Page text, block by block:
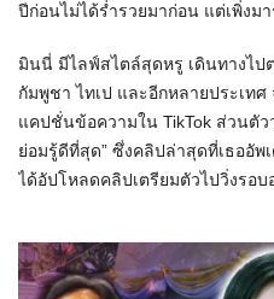
ปีก่อนไม่ได้ร่ำรวยมาก่อน แต่เพิ่งม
มินนี่ มีไลฟ์สไตล์สุดหรู เดินทางไป
กัมพูชา ไทเป และอีกหลายประเทศ
แคปชั่นข้อความใน TikTok ส่วนตัว
ย่อมรู้ดีที่สุด” ซึ่งคลิปล่าสุดที่เธออัพ
ได้อัปโหลดคลิปเตรียมตัวไปวิ่งรอบ